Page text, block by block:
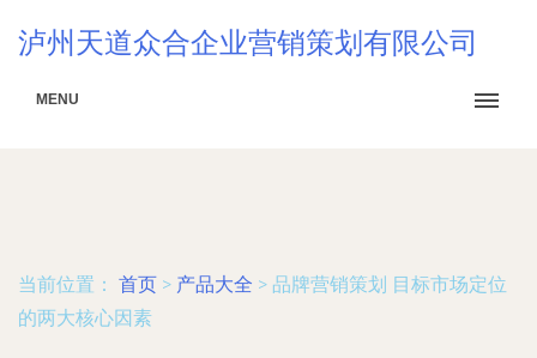
泸州天道众合企业营销策划有限公司
MENU
当前位置： 首页 > 产品大全 > 品牌营销策划 目标市场定位
的两大核心因素